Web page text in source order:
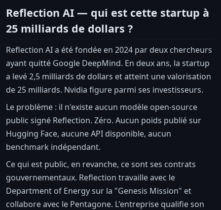
Reflection AI — qui est cette startup à
25 milliards de dollars ?
Reflection AI a été fondée en 2024 par deux chercheurs
ayant quitté Google DeepMind. En deux ans, la startup
a levé 2,5 milliards de dollars et atteint une valorisation
de 25 milliards. Nvidia figure parmi ses investisseurs.
Le problème : il n'existe aucun modèle open-source
public signé Reflection. Zéro. Aucun poids publié sur
Hugging Face, aucune API disponible, aucun
benchmark indépendant.
Ce qui est public, en revanche, ce sont ses contrats
gouvernementaux. Reflection travaille avec le
Department of Energy sur la "Genesis Mission" et
collabore avec le Pentagone. L'entreprise qualifie son